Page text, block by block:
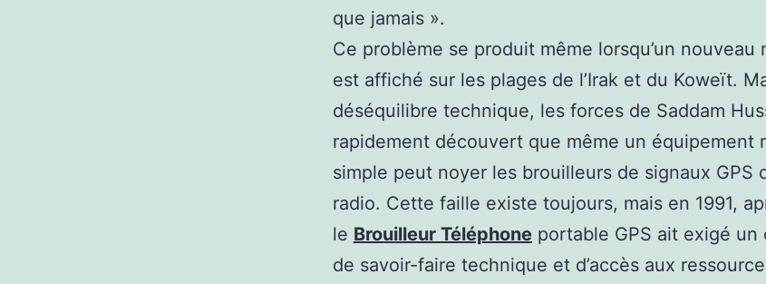
que jamais ».
Ce problème se produit même lorsqu’un nouveau
est affiché sur les plages de l’Irak et du Koweït.
déséquilibre technique, les forces de Saddam
rapidement découvert que même un équipement
simple peut noyer les brouilleurs de signaux GPS
radio. Cette faille existe toujours, mais en 1991,
le Brouilleur Téléphone portable GPS ait exigé un
de savoir-faire technique et d’accès aux